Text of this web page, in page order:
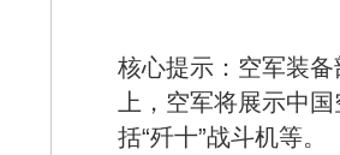
核心提示：空军装
上，空军将展示中
括“歼十”战斗机等。